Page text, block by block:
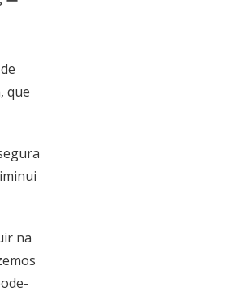
que
na